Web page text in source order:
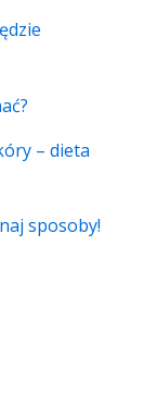
– dieta
sposoby!